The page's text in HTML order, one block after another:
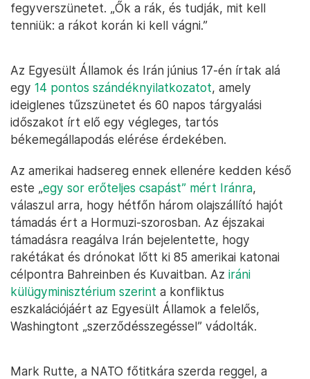
fegyverszünetet. „Ők a rák, és tudják, mit kell
tenniük: a rákot korán ki kell vágni.”
Az Egyesült Államok és Irán június 17-én írtak alá
egy 14 pontos szándéknyilatkozatot, amely
ideiglenes tűzszünetet és 60 napos tárgyalási
időszakot írt elő egy végleges, tartós
békemegállapodás elérése érdekében.
Az amerikai hadsereg ennek ellenére kedden késő
este „egy sor erőteljes csapást” mért Iránra,
válaszul arra, hogy hétfőn három olajszállító hajót
támadás ért a Hormuzi-szorosban. Az éjszakai
támadásra reagálva Irán bejelentette, hogy
rakétákat és drónokat lőtt ki 85 amerikai katonai
célpontra Bahreinben és Kuvaitban. Az iráni
külügyminisztérium szerint a konfliktus
eszkalációjáért az Egyesült Államok a felelős,
Washingtont „szerződésszegéssel” vádolták.
Mark Rutte, a NATO főtitkára szerda reggel, a